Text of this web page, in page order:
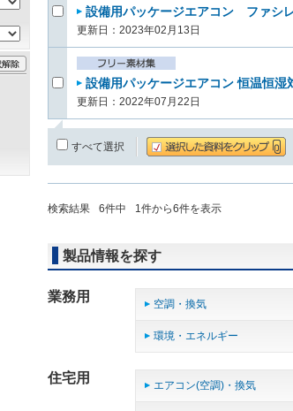
設備用パッケージエアコン ファシ
更新日：2023年02月13日
設備用パッケージエアコン 恒温恒
更新日：2022年07月22日
すべて選択
検索結果 6件中 1件から6件を表示
製品情報を探す
業務用 空調・換気
環境・エネルギー
住宅用 エアコン(空調)・換気